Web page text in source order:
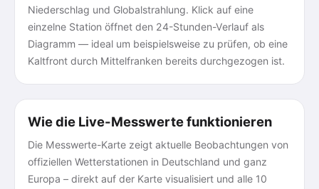
Niederschlag und Globalstrahlung. Klick auf eine
einzelne Station öffnet den 24-Stunden-Verlauf als
Diagramm — ideal um beispielsweise zu prüfen, ob eine
Kaltfront durch Mittelfranken bereits durchgezogen ist.
Wie die Live-Messwerte funktionieren
Die Messwerte-Karte zeigt aktuelle Beobachtungen von
offiziellen Wetterstationen in Deutschland und ganz
Europa – direkt auf der Karte visualisiert und alle 10